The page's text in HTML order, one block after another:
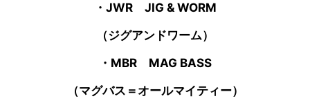
・JWR JIG & WORM
（ジグアンドワーム）
・MBR MAG BASS
（マグバス＝オールマイティー）